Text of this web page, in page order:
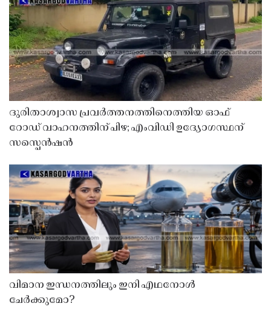
ദുരിതാശ്വാസ പ്രവർത്തനത്തിനെത്തിയ ഓഫ്
റോഡ് വാഹനത്തിന് പിഴ; എംവിഡി ഉദ്യോഗസ്ഥന്
സസ്പെൻഷൻ
വിമാന ഇന്ധനത്തിലും ഇനി എഥനോൾ
ചേർക്കുമോ?